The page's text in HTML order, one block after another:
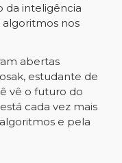
da inteligência
nos
abertas
estudante de
vê o futuro do
cada vez mais
e pela